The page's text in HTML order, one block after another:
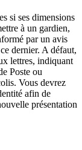
si ses dimensions
à un gardien,
par un avis
dernier. A défaut,
lettres, indiquant
Poste ou
Vous devrez
afin de
présentation